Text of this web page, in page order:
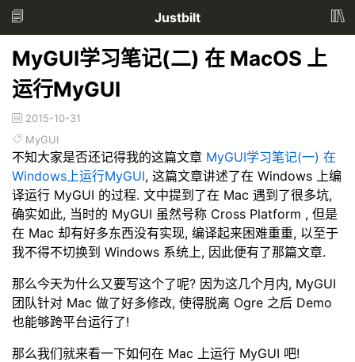
Justbilt
MyGUI学习笔记(二) 在 MacOS 上
运行MyGUI
2015-10-31
MyGUI
不知大家是否还记得我的这篇文章 MyGUI学习笔记(一) 在
Windows上运行MyGUI, 这篇文章讲述了在 Windows 上编
译运行 MyGUI 的过程. 文中提到了在 Mac 遇到了很多坑,
确实如此, 当时的 MyGUI 虽然号称 Cross Platform , 但是
在 Mac 却有好多东西没有实现, 编译起来困难重重, 以至于
我不得不切换到 Windows 系统上, 因此便有了那篇文章.
那么今天为什么又要写这个了呢? 因为这几个月内, MyGUI
团队针对 Mac 做了好多修改, 使得脱离 Ogre 之后 Demo
也能够跨平台运行了!
那么我们就来看一下如何在 Mac 上运行 MyGUI 吧!